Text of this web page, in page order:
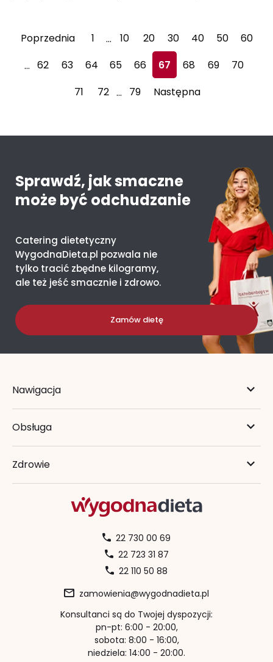
Poprzednia 1 … 10 20 30 40 50
60
… 62 63 64 65 66 67 68 69
70
71
72 … 79 Następna
Sprawdź, jak smaczne
może być odchudzanie
Catering dietetyczny
WygodnaDieta.pl pozwala nie
tylko tracić zbędne kilogramy,
ale też jeść smacznie i zdrowo.
Zamów dietę
Nawigacja
Obsługa
Zdrowie
22 730 00 69
22 723 31 87
22 110 50 88
zamowienia@wygodnadieta.pl
Konsultanci są do Twojej dyspozycji:
pn-pt: 6:00 - 20:00,
sobota: 8:00 - 16:00,
niedziela: 14:00 - 20:00.